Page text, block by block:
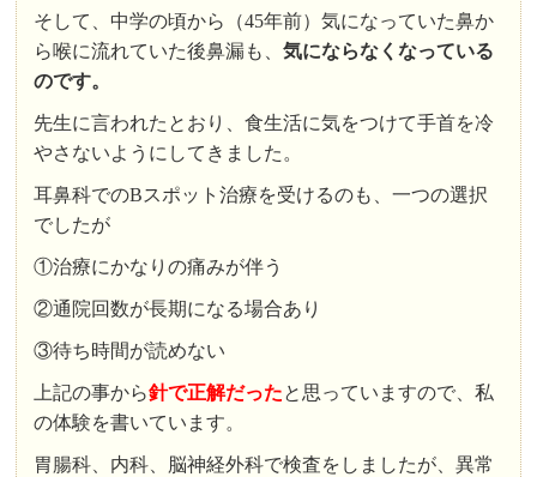
そして、中学の頃から（45年前）気になっていた鼻か
ら喉に流れていた後鼻漏も、気にならなくなっている
のです。
先生に言われたとおり、食生活に気をつけて手首を冷
やさないようにしてきました。
耳鼻科でのBスポット治療を受けるのも、一つの選択
でしたが
①治療にかなりの痛みが伴う
②通院回数が長期になる場合あり
③待ち時間が読めない
上記の事から針で正解だったと思っていますので、私
の体験を書いています。
胃腸科、内科、脳神経外科で検査をしましたが、異常